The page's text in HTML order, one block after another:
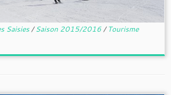
Saisies/Saison 2015/2016/Tourisme